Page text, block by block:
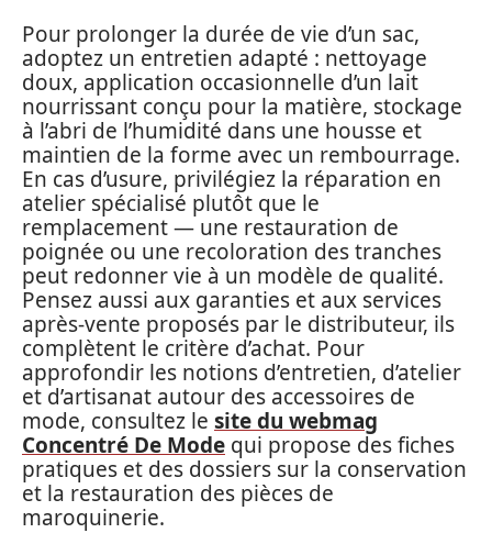
Pour prolonger la durée de vie d’un sac,
adoptez un entretien adapté : nettoyage
doux, application occasionnelle d’un lait
nourrissant conçu pour la matière, stockage
à l’abri de l’humidité dans une housse et
maintien de la forme avec un rembourrage.
En cas d’usure, privilégiez la réparation en
atelier spécialisé plutôt que le
remplacement — une restauration de
poignée ou une recoloration des tranches
peut redonner vie à un modèle de qualité.
Pensez aussi aux garanties et aux services
après‑vente proposés par le distributeur, ils
complètent le critère d’achat. Pour
approfondir les notions d’entretien, d’atelier
et d’artisanat autour des accessoires de
mode, consultez le site du webmag
Concentré De Mode qui propose des fiches
pratiques et des dossiers sur la conservation
et la restauration des pièces de
maroquinerie.